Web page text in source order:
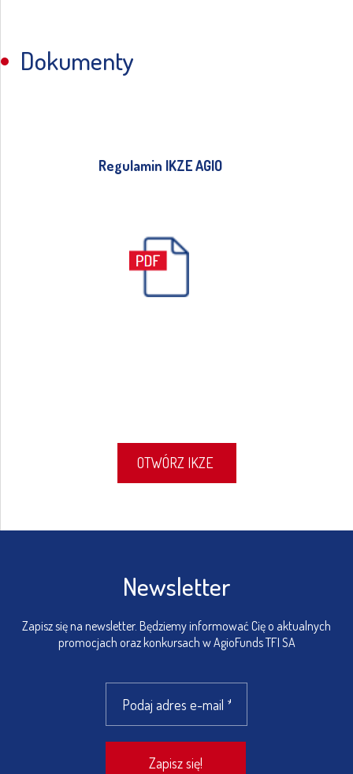
Dokumenty
Regulamin IKZE AGIO
OTWÓRZ IKZE
Newsletter
Zapisz się na newsletter. Będziemy informować Cię o aktualnych
promocjach oraz konkursach w AgioFunds TFI SA